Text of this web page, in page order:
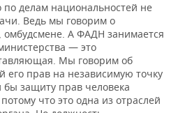
по делам национальностей не
Ведь мы говорим о
омбудсмене. А ФАДН занимается
— это
Мы говорим об
его прав на независимую точку
защиту прав человека
что это одна из отраслей